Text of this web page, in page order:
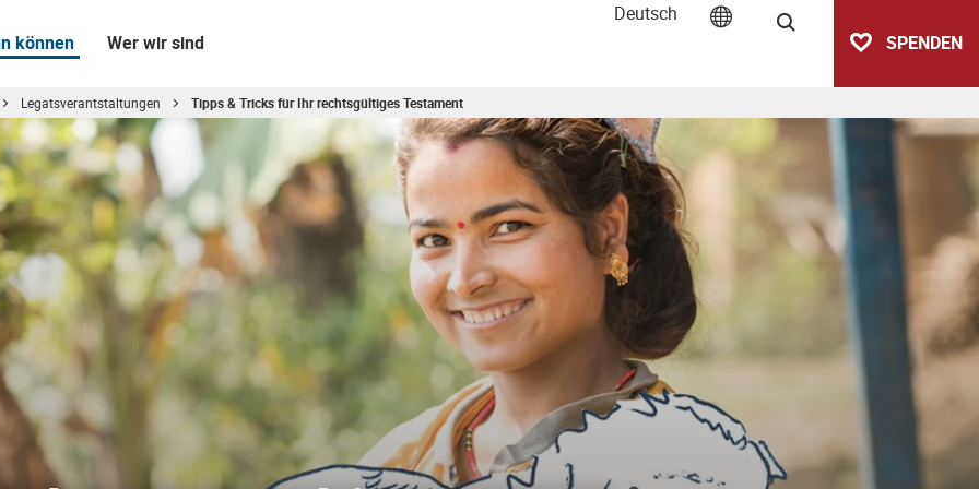
können Wer wir sind
Deutsch
Suche
SPENDEN
Legatsverantstaltungen Tipps & Tricks für Ihr rechtsgültiges Testament